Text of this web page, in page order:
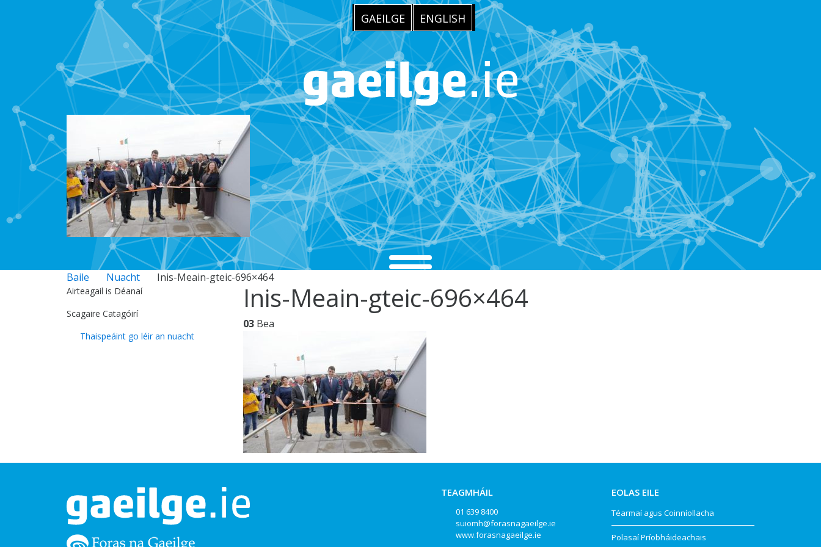
GAEILGE ENGLISH
Baile Nuacht Inis-Meain-gteic-696×464
Inis-Meain-gteic-696×464
03 Bea
Airteagail is Déanaí
Scagaire Catagóirí
Thaispeáint go léir an nuacht
TEAGMHÁIL
01 639 8400
suiomh@forasnagaeilge.ie
www.forasnagaeilge.ie
EOLAS EILE
Téarmaí agus Coinníollacha
Polasaí Príobháideachais